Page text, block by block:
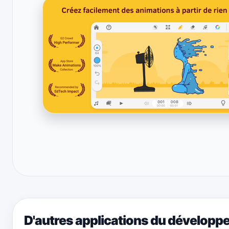
D'autres applications du